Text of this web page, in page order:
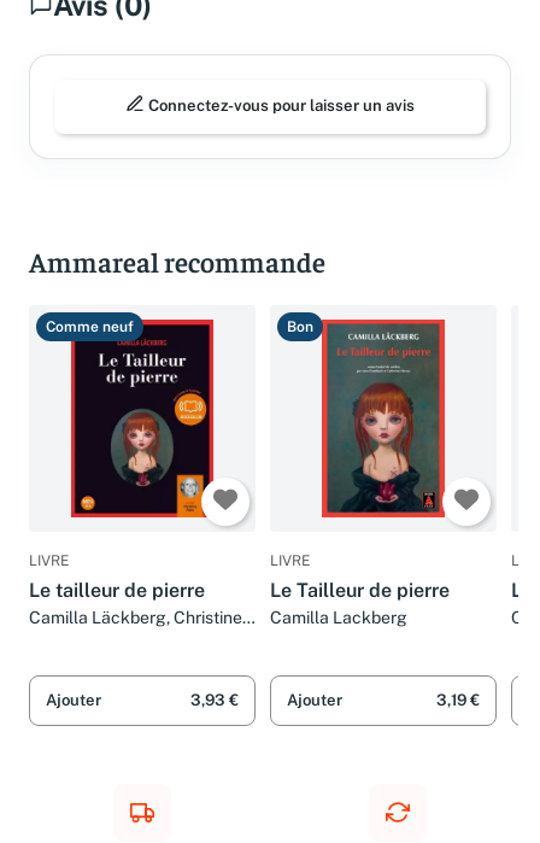
Connectez-vous pour laisser un avis
Ammareal recommande
Comme neuf
LIVRE
Le tailleur de pierre
Camilla Läckberg, Christine
Ajouter 3,93 €
Bon
LIVRE
Le Tailleur de pierre
Camilla Lackberg
Ajouter 3,19 €
Le